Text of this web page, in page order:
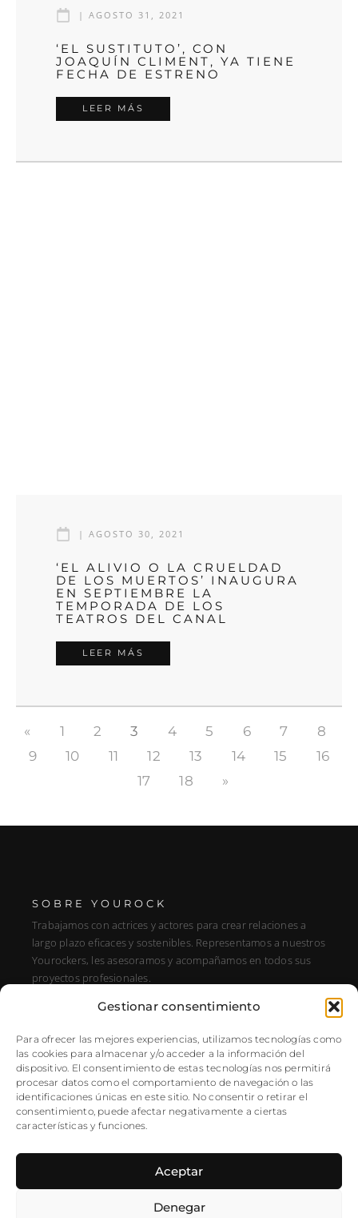
Gestionar consentimiento
Para ofrecer las mejores experiencias, utilizamos tecnologías como
las cookies para almacenar y/o acceder a la información del
dispositivo. El consentimiento de estas tecnologías nos permitirá
procesar datos como el comportamiento de navegación o las
identificaciones únicas en este sitio. No consentir o retirar el
consentimiento, puede afectar negativamente a ciertas
características y funciones.
Aceptar
Denegar
| AGOSTO 31, 2021
‘EL SUSTITUTO’, CON
JOAQUÍN CLIMENT, YA TIENE
FECHA DE ESTRENO
LEER MÁS
| AGOSTO 30, 2021
‘EL ALIVIO O LA CRUELDAD
DE LOS MUERTOS’ INAUGURA
EN SEPTIEMBRE LA
TEMPORADA DE LOS
TEATROS DEL CANAL
LEER MÁS
« 1 2 3 4 5 6 7
8
9
10 11 12 13 14 15
16
17
18 »
SOBRE YOUROCK
Trabajamos con actrices y actores para crear relaciones a
largo plazo eficaces y sostenibles. Representamos a nuestros
Yourockers, les asesoramos y acompañamos en todos sus
proyectos profesionales.
DIRECCIÓN
SÍGUENOS
Instagram
NEWSLETTER